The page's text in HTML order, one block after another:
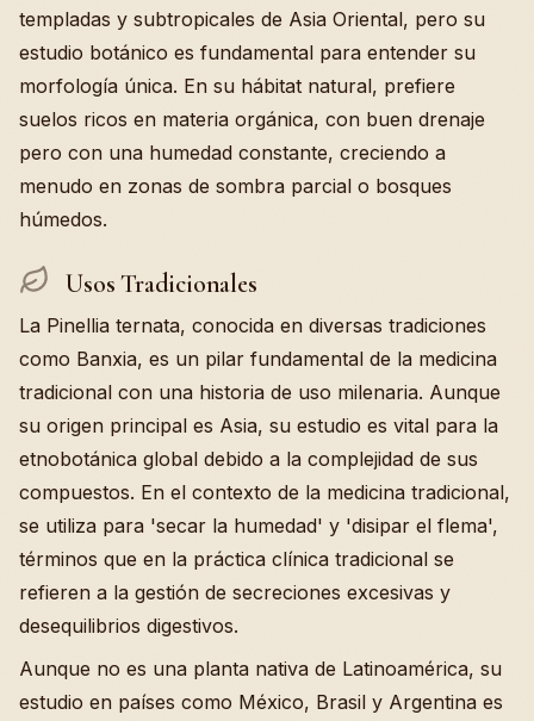
templadas y subtropicales de Asia Oriental, pero su
estudio botánico es fundamental para entender su
morfología única. En su hábitat natural, prefiere
suelos ricos en materia orgánica, con buen drenaje
pero con una humedad constante, creciendo a
menudo en zonas de sombra parcial o bosques
húmedos.
Usos Tradicionales
La Pinellia ternata, conocida en diversas tradiciones
como Banxia, es un pilar fundamental de la medicina
tradicional con una historia de uso milenaria. Aunque
su origen principal es Asia, su estudio es vital para la
etnobotánica global debido a la complejidad de sus
compuestos. En el contexto de la medicina tradicional,
se utiliza para 'secar la humedad' y 'disipar el flema',
términos que en la práctica clínica tradicional se
refieren a la gestión de secreciones excesivas y
desequilibrios digestivos.
Aunque no es una planta nativa de Latinoamérica, su
estudio en países como México, Brasil y Argentina es